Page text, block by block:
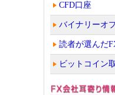
CFD口座
バイナリーオ
読者が選んだ
ビットコイン